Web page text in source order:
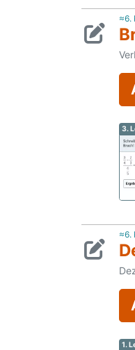
≈6.
3.
≈6.
1.